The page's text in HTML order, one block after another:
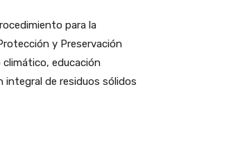
para la
y Preservación
climático, educación
integral de residuos sólidos